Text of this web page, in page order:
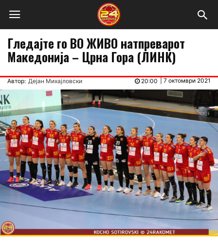
Гледајте го ВО ЖИВО натпреварот
Македонија – Црна Гора (ЛИНК)
Автор: Дејан Михајловски 7 октомври 2021
20:00